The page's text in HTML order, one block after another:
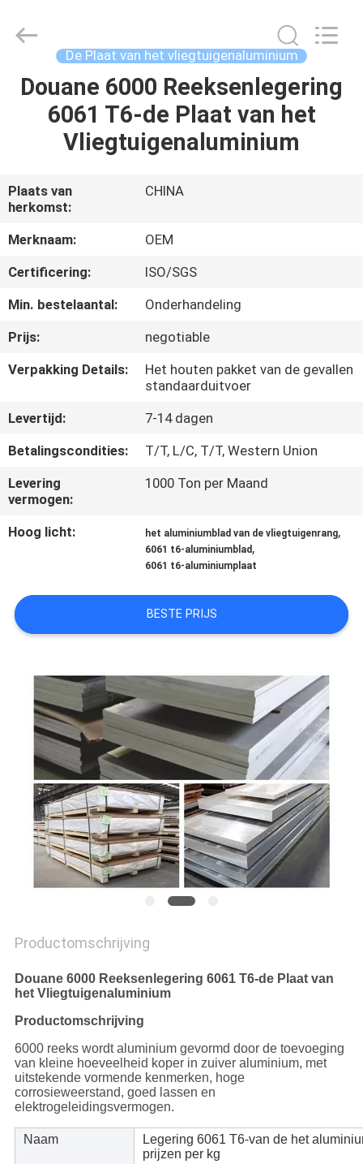
HUIS
PRODUCTEN
ONGEVEER
ONS
FABRIEKSREIS
ONS
OM
EEN
CITAAT
SITEMAP
POLICY
Enterprise
Management
Reserved.
De Plaat van het vliegtuigenaluminium
Douane 6000 Reeksenlegering
6061 T6-de Plaat van het
Vliegtuigenaluminium
Plaats van
herkomst:
CHINA
Merknaam:
OEM
Certificering:
ISO/SGS
Min. bestelaantal:
Onderhandeling
Prijs:
negotiable
Verpakking Details:
Het houten pakket van de gevallen
standaarduitvoer
Levertijd:
7-14 dagen
Betalingscondities:
T/T, L/C, T/T, Western Union
Levering
vermogen:
1000 Ton per Maand
Hoog licht: het aluminiumblad van de vliegtuigenrang,
6061 t6-aluminiumblad ,
6061 t6-aluminiumplaat
BESTE PRIJS
Productomschrijving
Douane 6000 Reeksenlegering 6061 T6-de Plaat van
het Vliegtuigenaluminium
Productomschrijving
6000 reeks wordt aluminium gevormd door de toevoeging
van kleine hoeveelheid koper in zuiver aluminium, met
uitstekende vormende kenmerken, hoge
corrosieweerstand, goed lassen en
elektrogeleidingsvermogen.
Naam
Legering 6061 T6-van de het
prijzen per kg